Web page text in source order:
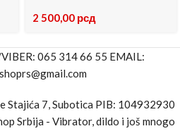
2 500,00 рсд
065 314 66 55 EMAIL:
Stajića 7, Subotica PIB: 104932930
Srbija - Vibrator, dildo i još mnogo